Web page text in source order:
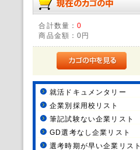
合計数量：0
商品金額：0円
就活ドキュメンタリー
企業別採用校リスト
筆記試験ない企業リスト
GD選考なし企業リスト
選考時期が早い企業リスト